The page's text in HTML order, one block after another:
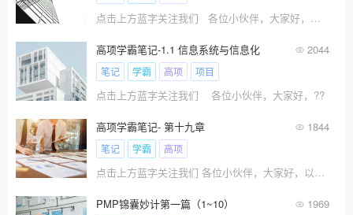
点击上方蓝字关注我们 各位小伙伴，大家好，以??
高项学霸笔记-1.1 信息系统与信息化 2044
笔记 学霸 高项 项目
点击上方蓝字关注我们 各位小伙伴，大家好，??
高项学霸笔记- 第十九章 1844
笔记 学霸 高项
点击上方蓝字关注我们 各位小伙伴，大家好，以下??
PMP锦囊妙计第一篇（1~10） 1969